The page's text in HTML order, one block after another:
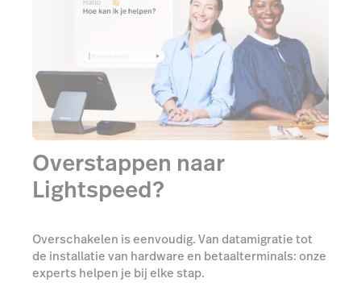
Overstappen naar
Lightspeed?
Overschakelen is eenvoudig. Van datamigratie tot
de installatie van hardware en betaalterminals: onze
experts helpen je bij elke stap.